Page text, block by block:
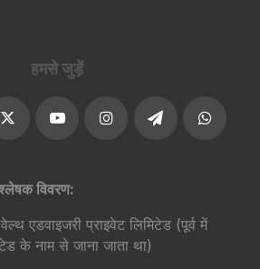
हमसे जुड़ें
विवरण:
एडवाइजरी प्राइवेट लिमिटेड (पूर्व में
के नाम से जाना जाता था)